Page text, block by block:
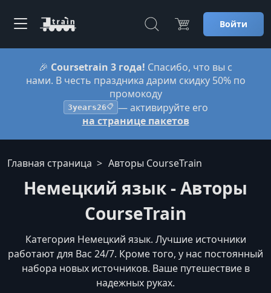
Войти
🎉 Coursetrain 3 года! Спасибо, что вы с
нами. В честь праздника дарим скидку 50% по
промокоду
3years26📋 — активируйте его
на странице пакетов
Главная страница Авторы CourseTrain
Немецкий язык - Авторы
CourseTrain
Категория Немецкий язык. Лучшие источники
работают для Вас 24/7. Кроме того, у нас постоянный
набора новых источников. Ваше путешествие в
надежных руках.